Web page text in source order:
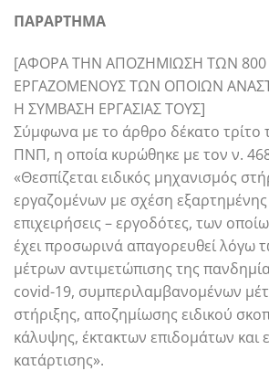
ΠΑΡΑΡΤΗΜΑ
[ΑΦΟΡΑ ΤΗΝ ΑΠΟΖΗΜΙΩΣΗ ΤΩΝ
ΕΡΓΑΖΟΜΕΝΟΥΣ ΤΩΝ ΟΠΟΙΩΝ
Η ΣΥΜΒΑΣΗ ΕΡΓΑΣΙΑΣ ΤΟΥΣ]
Σύμφωνα με το άρθρο δέκατο τρίτο
ΠΝΠ, η οποία κυρώθηκε με τον ν.
«Θεσπίζεται ειδικός μηχανισμός
εργαζομένων με σχέση εξαρτημένης
επιχειρήσεις – εργοδότες, των
έχει προσωρινά απαγορευθεί λόγω
μέτρων αντιμετώπισης της
covid-19, συμπεριλαμβανομένων
στήριξης, αποζημίωσης ειδικού
κάλυψης, έκτακτων επιδομάτων και
κατάρτισης».